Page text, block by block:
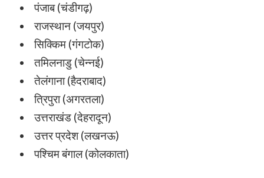
पंजाब (चंडीगढ़)
राजस्थान (जयपुर)
सिक्किम (गंगटोक)
तमिलनाडु (चेन्नई)
तेलंगाना (हैदराबाद)
त्रिपुरा (अगरतला)
उत्तराखंड (देहरादून)
उत्तर प्रदेश (लखनऊ)
पश्चिम बंगाल (कोलकाता)